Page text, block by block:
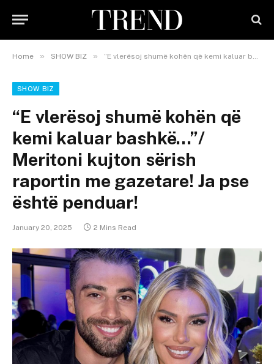
Home » SHOW BIZ » “E vlerësoj shumë kohën që kemi kaluar bashkë…”/ Meritoni kujton sërish raportin me gazetare! Ja pse është penduar!
SHOW BIZ
“E vlerësoj shumë kohën që
kemi kaluar bashkë…”/
Meritoni kujton sërish
raportin me gazetare! Ja pse
është penduar!
January 20, 2025 2 Mins Read